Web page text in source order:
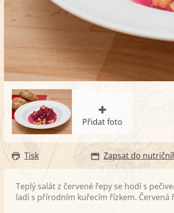
Přidat foto
Tisk Zapsat do
Teplý salát z červené řepy se hodí s
ladí s přírodním kuřecím řízkem.